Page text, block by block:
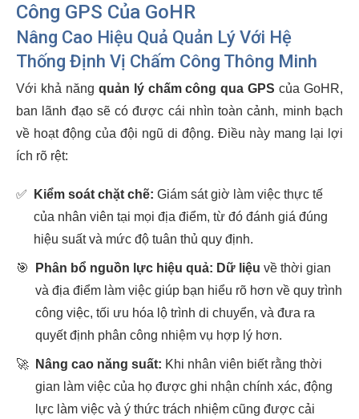
Công GPS Của GoHR
Nâng Cao Hiệu Quả Quản Lý Với Hệ
Thống Định Vị Chấm Công Thông Minh
Với khả năng quản lý chấm công qua GPS của GoHR,
ban lãnh đạo sẽ có được cái nhìn toàn cảnh, minh bạch
về hoạt động của đội ngũ di động. Điều này mang lại lợi
ích rõ rệt:
✅ Kiểm soát chặt chẽ: Giám sát giờ làm việc thực tế
của nhân viên tại mọi địa điểm, từ đó đánh giá đúng
hiệu suất và mức độ tuân thủ quy định.
🎯 Phân bổ nguồn lực hiệu quả: Dữ liệu về thời gian
và địa điểm làm việc giúp bạn hiểu rõ hơn về quy trình
công việc, tối ưu hóa lộ trình di chuyển, và đưa ra
quyết định phân công nhiệm vụ hợp lý hơn.
🚀 Nâng cao năng suất: Khi nhân viên biết rằng thời
gian làm việc của họ được ghi nhận chính xác, động
lực làm việc và ý thức trách nhiệm cũng được cải